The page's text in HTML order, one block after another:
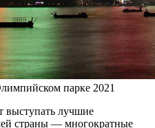
парке 2021
выступать лучшие
страны — многократные